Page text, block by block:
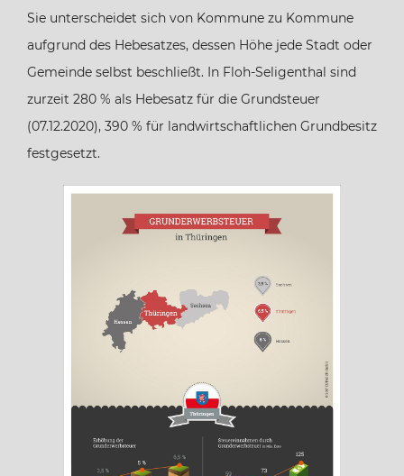
Bremen
Hamburg
Hessen
Mecklenburg-Vorpommern
Niedersachsen
Nordrhein-Westfalen
Rheinland-Pfalz
Saarland
Sie unterscheidet sich von Kommune zu Kommune
aufgrund des Hebesatzes, dessen Höhe jede Stadt oder
Gemeinde selbst beschließt. In Floh-Seligenthal sind
zurzeit 280 % als Hebesatz für die Grundsteuer
(07.12.2020), 390 % für landwirtschaftlichen Grundbesitz
festgesetzt.